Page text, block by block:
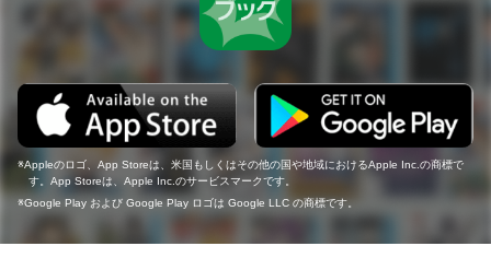
Appleのロゴ、App Storeは、米国もしくはその他の国や地域におけるApple Inc.の商標で
す。App Storeは、Apple Inc.のサービスマークです。
Google Play および Google Play ロゴは Google LLC の商標です。